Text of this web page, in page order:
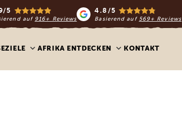
5
auf 916+ Reviews
4.8/5
Basierend auf 569+ Reviews
AFRIKA ENTDECKEN KONTAKT